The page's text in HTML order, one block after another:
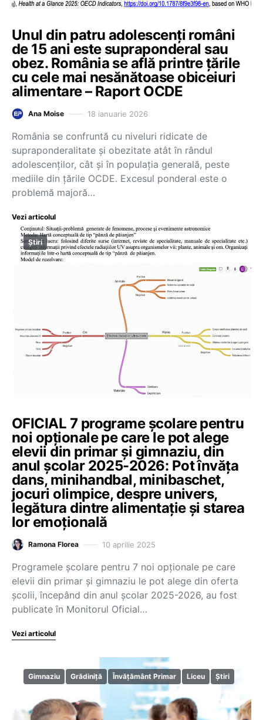
Unul din patru adolescenți români
de 15 ani este supraponderal sau
obez. România se află printre țările
cu cele mai nesănătoase obiceiuri
alimentare – Raport OCDE
Ana Moise 18 ianuarie 2026
România se confruntă cu niveluri ridicate de
supraponderalitate și obezitate atât în rândul
adolescenților, cât și în populația generală, peste
mediile din țările OCDE. Excesul ponderal este o
problemă majoră…
Vezi articolul
Știri
OFICIAL 7 programe școlare pentru
noi opționale pe care le pot alege
elevii din primar și gimnaziu, din
anul școlar 2025-2026: Pot învăța
dans, minihandbal, minibaschet,
jocuri olimpice, despre univers,
legătura dintre alimentație și starea
lor emoțională
Ramona Florea 10 aprilie 2025
Programele școlare pentru 7 noi opționale pe care
elevii din primar și gimnaziu le pot alege din oferta
școlii, începând din anul școlar 2025-2026, au fost
publicate în Monitorul Oficial…
Vezi articolul
Gimnaziu Grădiniță Învățământ Primar Liceu Știri